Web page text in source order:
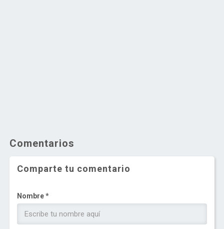
Comentarios
Comparte tu comentario
Nombre *